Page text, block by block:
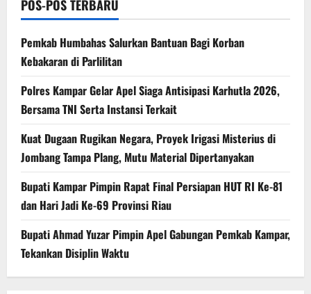
POS-POS TERBARU
Pemkab Humbahas Salurkan Bantuan Bagi Korban
Kebakaran di Parlilitan
Polres Kampar Gelar Apel Siaga Antisipasi Karhutla 2026,
Bersama TNI Serta Instansi Terkait
Kuat Dugaan Rugikan Negara, ​Proyek Irigasi Misterius di
Jombang Tampa Plang, Mutu Material Dipertanyakan
Bupati Kampar Pimpin Rapat Final Persiapan HUT RI Ke-81
dan Hari Jadi Ke-69 Provinsi Riau
Bupati Ahmad Yuzar Pimpin Apel Gabungan Pemkab Kampar,
Tekankan Disiplin Waktu